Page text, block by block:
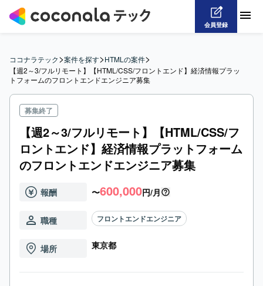
会員登録
ココナラテック>案件を探す>HTMLの案件>
【週2～3/フルリモート】【HTML/CSS/フロントエンド】経済情報プラッ
トフォームのフロントエンドエンジニア募集
募集終了
【週2～3/フルリモート】【HTML/CSS/フ
ロントエンド】経済情報プラットフォーム
のフロントエンドエンジニア募集
報酬 〜600,000円/月
職種 フロントエンドエンジニア
場所 東京都